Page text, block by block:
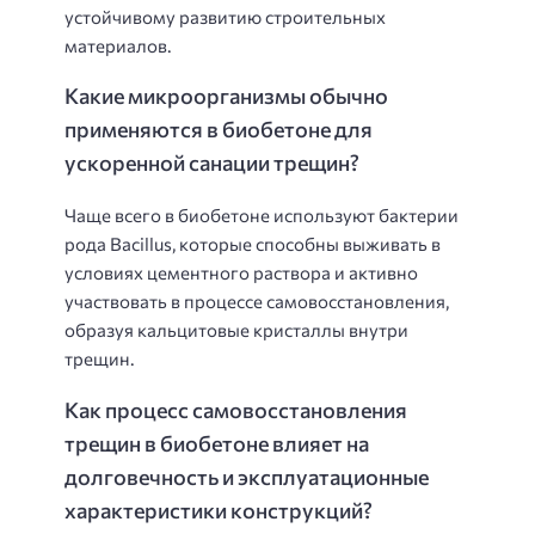
устойчивому развитию строительных
материалов.
Какие микроорганизмы обычно
применяются в биобетоне для
ускоренной санации трещин?
Чаще всего в биобетоне используют бактерии
рода Bacillus, которые способны выживать в
условиях цементного раствора и активно
участвовать в процессе самовосстановления,
образуя кальцитовые кристаллы внутри
трещин.
Как процесс самовосстановления
трещин в биобетоне влияет на
долговечность и эксплуатационные
характеристики конструкций?